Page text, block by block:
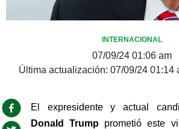
INTERNACIONAL
07/09/24 01:06 am
Última actualización: 07/09/24 01:14
Donald Trump